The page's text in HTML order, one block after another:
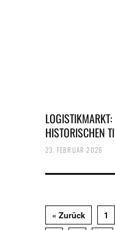
HISTORISCHEN
23. FEBRUAR 2026
« Zurück 1